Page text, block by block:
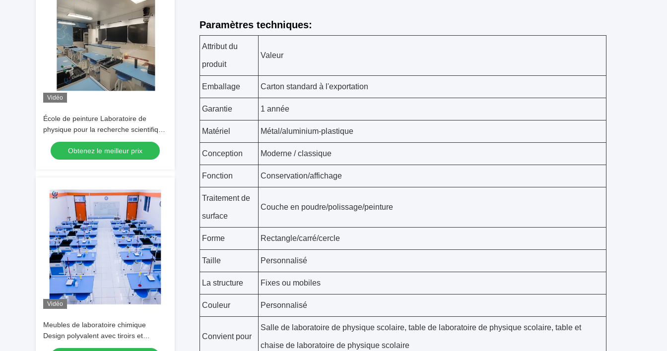
Vidéo
École de peinture Laboratoire de
physique pour la recherche scientifique
moderne
Obtenez le meilleur prix
Vidéo
Meubles de laboratoire chimique
Design polyvalent avec tiroirs et
étagères
Paramètres techniques:
Attribut du
produit
Valeur
Emballage Carton standard à l'exportation
Garantie 1 année
Matériel Métal/aluminium-plastique
Conception Moderne / classique
Fonction Conservation/affichage
Traitement de
surface
Couche en poudre/polissage/peinture
Forme Rectangle/carré/cercle
Taille Personnalisé
La structure Fixes ou mobiles
Couleur Personnalisé
Convient pour
Salle de laboratoire de physique scolaire, table de laboratoire de physique scolaire, table et
chaise de laboratoire de physique scolaire